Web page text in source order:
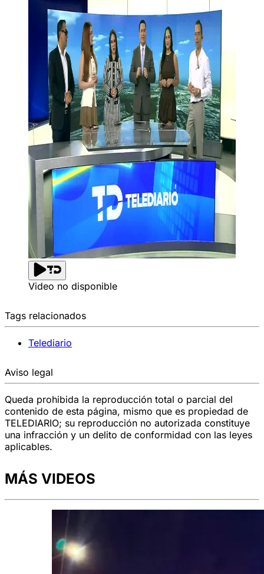
Video no disponible
Tags relacionados
Telediario
Aviso legal
Queda prohibida la reproducción total o parcial del
contenido de esta página, mismo que es propiedad de
TELEDIARIO; su reproducción no autorizada constituye
una infracción y un delito de conformidad con las leyes
aplicables.
MÁS VIDEOS